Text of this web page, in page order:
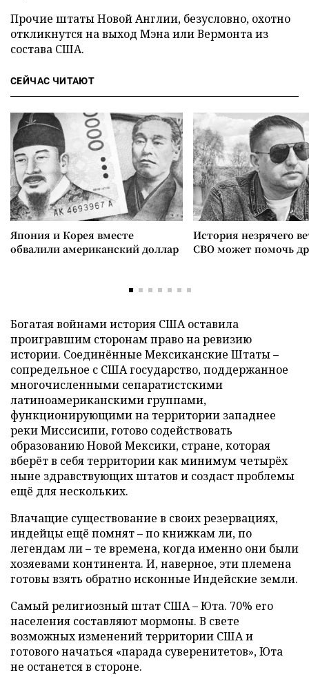
Прочие штаты Новой Англии, безусловно, охотно
откликнутся на выход Мэна или Вермонта из
состава США.
СЕЙЧАС ЧИТАЮТ
Япония и Корея вместе
обвалили американский доллар
История незрячего
СВО может помочь
Богатая войнами история США оставила
проигравшим сторонам право на ревизию
истории. Соединённые Мексиканские Штаты –
сопредельное с США государство, поддержанное
многочисленными сепаратистскими
латиноамериканскими группами,
функционирующими на территории западнее
реки Миссисипи, готово содействовать
образованию Новой Мексики, стране, которая
вберёт в себя территории как минимум четырёх
ныне здравствующих штатов и создаст проблемы
ещё для нескольких.
Влачащие существование в своих резервациях,
индейцы ещё помнят – по книжкам ли, по
легендам ли – те времена, когда именно они были
хозяевами континента. И, наверное, эти племена
готовы взять обратно исконные Индейские земли.
Самый религиозный штат США – Юта. 70% его
населения составляют мормоны. В свете
возможных изменений территории США и
готового начаться «парада суверенитетов», Юта
не останется в стороне.